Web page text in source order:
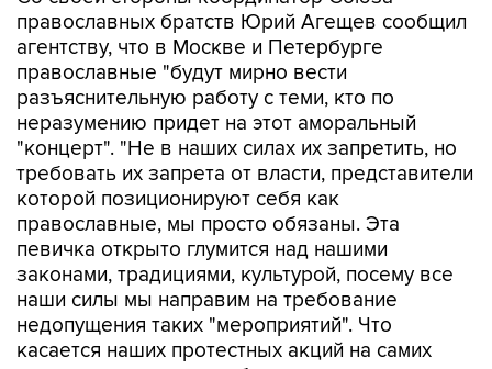
православные "будут мирно вести
разъяснительную работу с теми, кто по
неразумению придет на этот аморальный
"концерт". "Не в наших силах их запретить, но
требовать их запрета от власти, представители
которой позиционируют себя как
православные, мы просто обязаны. Эта
певичка открыто глумится над нашими
законами, традициями, культурой, посему все
наши силы мы направим на требование
недопущения таких "мероприятий". Что
касается наших протестных акций на самих
этих концертах, то они будут, но в меньших
объемах", - отметил он.